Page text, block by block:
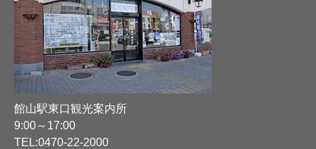
館山駅東口観光案内所
9:00～17:00
TEL:0470-22-2000